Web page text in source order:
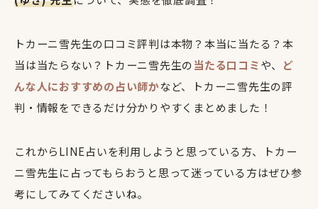
トカーニ雪先生の口コミ評判は本物？本当に当たる？本
当は当たらない？トカーニ雪先生の当たる口コミや、 ど
んな人におすすめの占い師かなど、トカーニ雪先生の評
判・情報をできるだけ分かりやすくまとめました！
これからLINE占いを利用しようと思っている方、トカー
ニ雪先生に占ってもらおうと思って迷っている方はぜひ参
考にしてみてくださいね。